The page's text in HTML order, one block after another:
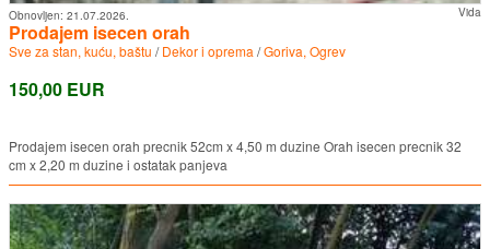
Vida
Obnovljen: 21.07.2026.
Prodajem isecen orah
Sve za stan, kuću, baštu /Dekor i oprema /Goriva, Ogrev
150,00 EUR
Prodajem isecen orah precnik 52cm x 4,50 m duzine Orah isecen precnik 32
cm x 2,20 m duzine i ostatak panjeva